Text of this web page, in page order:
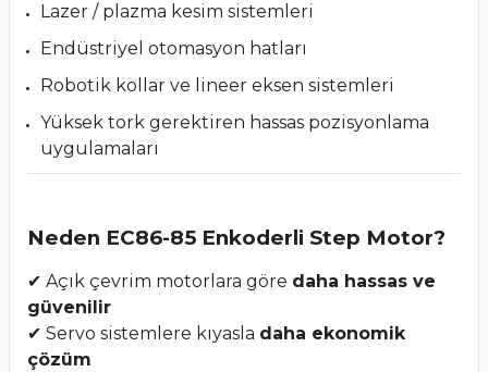
Lazer / plazma kesim sistemleri
Endüstriyel otomasyon hatları
Robotik kollar ve lineer eksen sistemleri
Yüksek tork gerektiren hassas pozisyonlama
uygulamaları
Neden EC86-85 Enkoderli Step Motor?
✔ Açık çevrim motorlara göre daha hassas ve
güvenilir
✔ Servo sistemlere kıyasla daha ekonomik
çözüm